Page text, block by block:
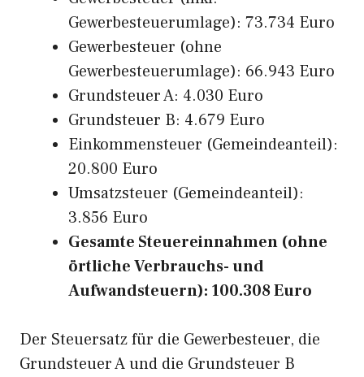
Gewerbesteuerumlage): 73.734 Euro
Gewerbesteuer (ohne
Gewerbesteuerumlage): 66.943 Euro
Grundsteuer A: 4.030 Euro
Grundsteuer B: 4.679 Euro
Einkommensteuer (Gemeindeanteil):
20.800 Euro
Umsatzsteuer (Gemeindeanteil):
3.856 Euro
Gesamte Steuereinnahmen (ohne
örtliche Verbrauchs- und
Aufwandsteuern): 100.308 Euro
Der Steuersatz für die Gewerbesteuer, die
Grundsteuer A und die Grundsteuer B